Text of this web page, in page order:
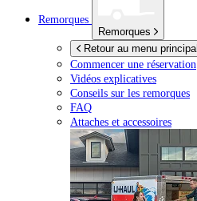
Remorques
Remorques
Retour au menu principal
Commencer une réservation
Vidéos explicatives
Conseils sur les remorques
FAQ
Attaches et accessoires